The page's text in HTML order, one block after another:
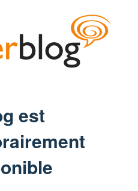
est